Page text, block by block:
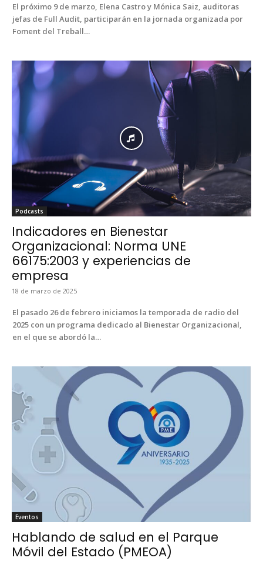
El próx­i­mo 9 de mar­zo, Ele­na Cas­tro y Móni­ca Saiz, audi­toras
jefas de Full Audit, par­tic­i­parán en la jor­na­da orga­ni­za­da por
Foment del Tre­ball…
Pod­casts
Indicadores en Bienestar
Organizacional: Norma UNE
66175:2003 y experiencias de
empresa
18 de mar­zo de 2025
El pasa­do 26 de febrero ini­ci­amos la tem­po­ra­da de radio del
2025 con un pro­gra­ma ded­i­ca­do al Bien­es­tar Orga­ni­za­cional,
en el que se abor­dó la…
Even­tos
Hablando de salud en el Parque
Móvil del Estado (PMEOA)